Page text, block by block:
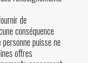
de
conséquence
puisse ne
offres